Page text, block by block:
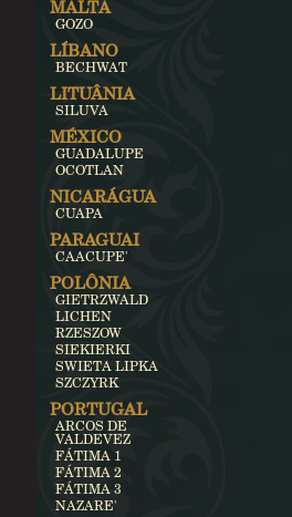
MALTA
GOZO
LÍBANO
BECHWAT
LITUÂNIA
SILUVA
MÉXICO
GUADALUPE
OCOTLAN
NICARÁGUA
CUAPA
PARAGUAI
CAACUPE'
POLÔNIA
GIETRZWALD
LICHEN
RZESZOW
SIEKIERKI
SWIETA LIPKA
SZCZYRK
PORTUGAL
ARCOS DE
VALDEVEZ
FÁTIMA 1
FÁTIMA 2
FÁTIMA 3
NAZARE'